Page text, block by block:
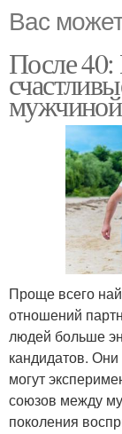
Вас
После 40:
Проще всего
отношений
людей больше
кандидатов.
могут
союзов между
поколения